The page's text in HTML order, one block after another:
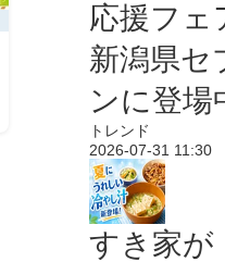
応援フェ
新潟県セ
ンに登場
トレンド
2026-07-31 11:30
すき家が